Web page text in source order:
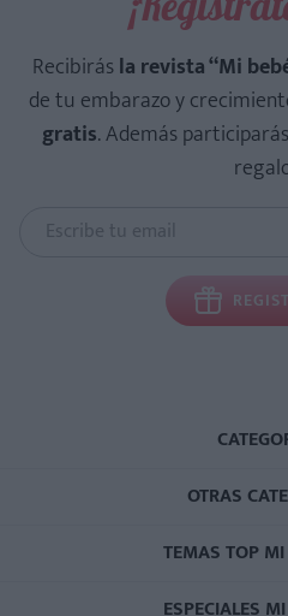
Recibirásla revista “Mi
de tu embarazo y
gratis. Además
OTRAS
TEMAS TOP